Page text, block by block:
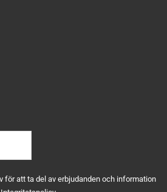
för att ta del av erbjudanden och information